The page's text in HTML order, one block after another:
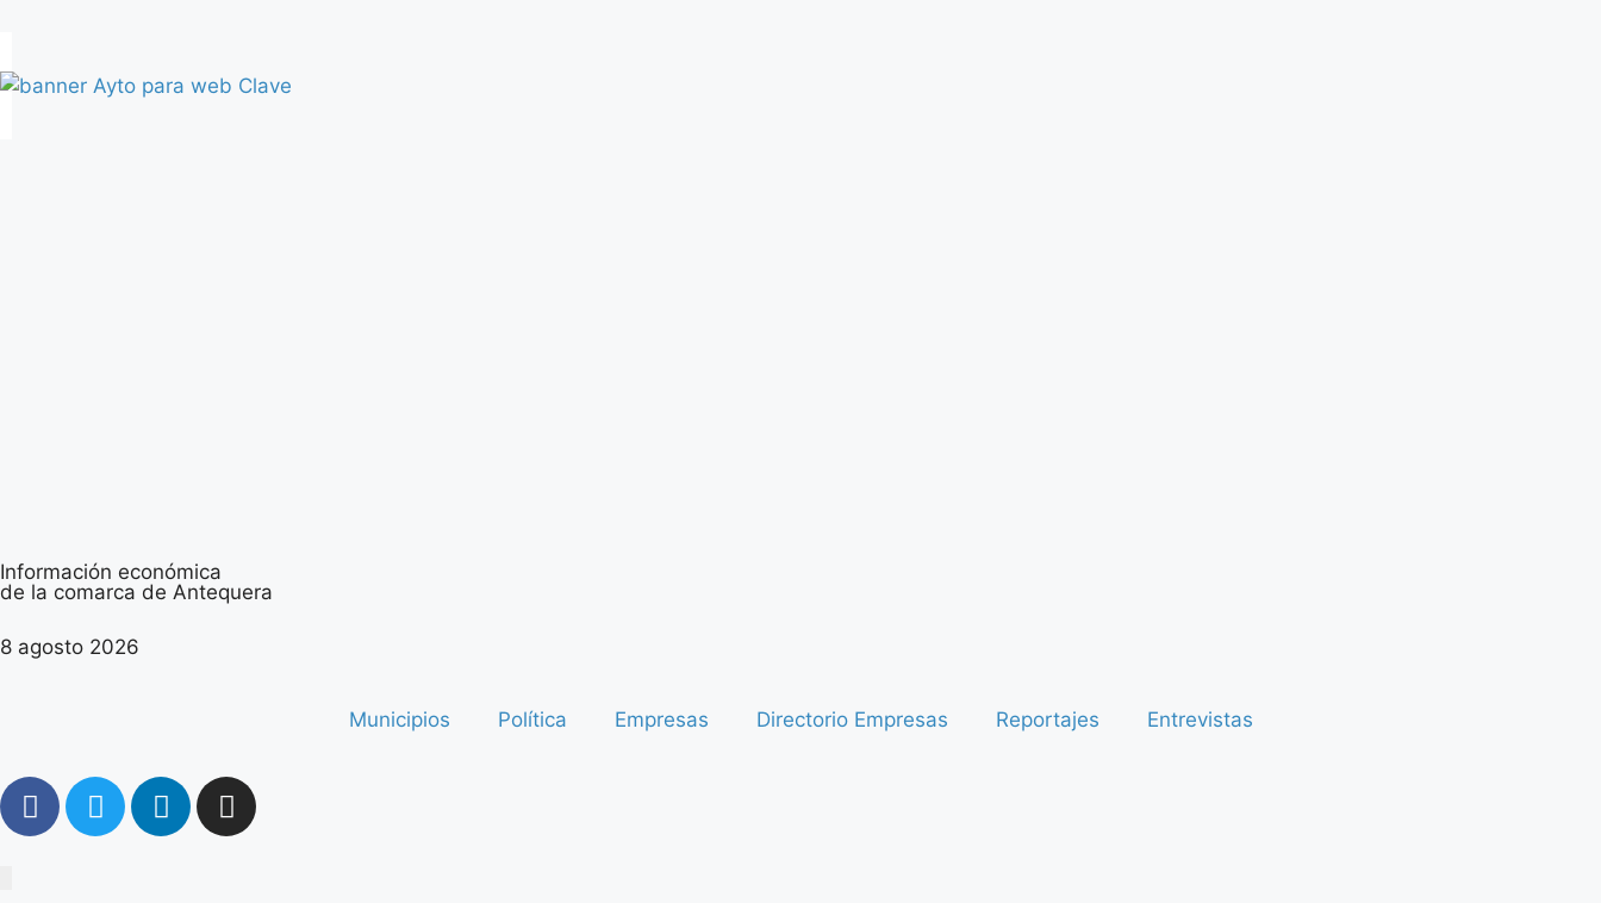
Información económica
de la comarca de Antequera
8 agosto 2026
Municipios Política Empresas Directorio Empresas Reportajes Entrevistas